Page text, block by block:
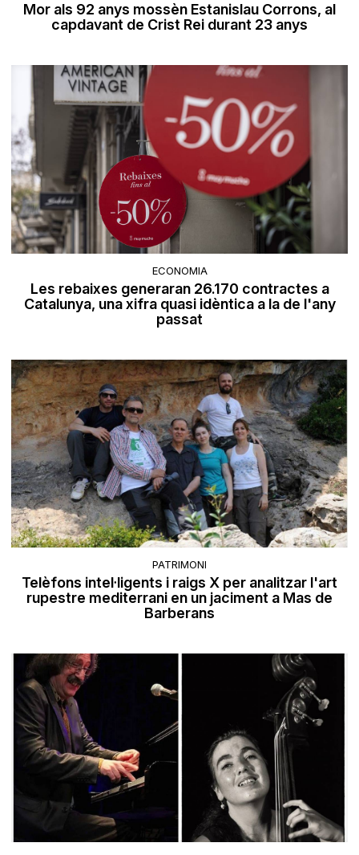
Mor als 92 anys mossèn Estanislau Corrons, al
capdavant de Crist Rei durant 23 anys
ECONOMIA
Les rebaixes generaran 26.170 contractes a
Catalunya, una xifra quasi idèntica a la de l'any
passat
PATRIMONI
Telèfons intel·ligents i raigs X per analitzar l'art
rupestre mediterrani en un jaciment a Mas de
Barberans